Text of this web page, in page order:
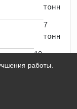
тонн
7
тонн
12
метров
работы.